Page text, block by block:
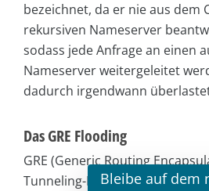
bezeichnet, da er nie aus dem
rekursiven Nameserver
sodass jede Anfrage an einen
Nameserver weitergeleitet
dadurch irgendwann
Das GRE Flooding
GRE (Generic Routing
Tunneling-Protokoll, das eine
Bleibe auf dem